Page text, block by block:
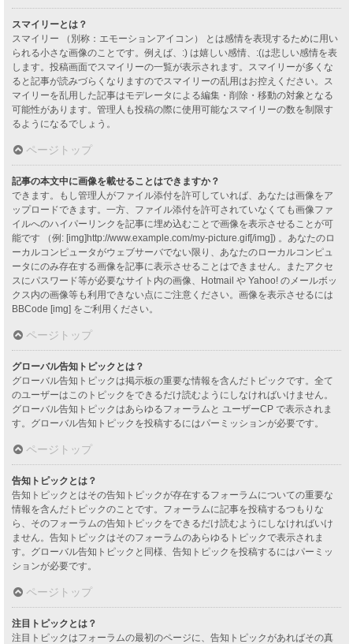
スマイリーとは？
スマイリー （別称：エモーションアイコン） とは感情を表現するために用い
られる小さな画像のことです。例えば、:) は嬉しい感情、:(は悲しい感情を表
します。投稿画面でスマイリーの一覧が表示されます。スマイリーが多くな
ると記事が読みづらくなりますのでスマイリーの乱用はお控えください。ス
マイリーを乱用した記事はモデレータによる編集・削除・移動の対象となる
可能性があります。管理人も投稿の際に使用可能なスマイリーの数を制限す
るようになるでしょう。
ページトップ
記事の本文中に画像を載せることはできますか？
できます。もし管理人がファイル添付を許可していれば、あなたは画像をア
ップロードできます。一方、ファイル添付を許可されていなくても画像ファ
イルへのハイパーリンクを記事に埋め込むことで画像を表示させることが可
能です （例: [img]http://www.example.com/my-picture.gif[/img]) 。あなたのロ
ーカルコンピュータがウェブサーバでない限り、あなたのローカルコンピュ
ータにのみ存在する画像を記事に表示させることはできません。またアクセ
スにパスワード等が必要なサイト内の画像、Hotmail や Yahoo! のメールボッ
クス内の画像等も利用できない点にご注意ください。画像を表示させるには
BBCode [img] をご利用ください。
ページトップ
グローバル告知トピックとは？
グローバル告知トピックは掲示板の重要な情報を含んだトピックです。全て
のユーザーはこのトピックをできるだけ読むようにしなければいけません。
グローバル告知トピックはあらゆるフォーラムと ユーザーCP で表示されま
す。グローバル告知トピックを投稿するにはパーミッションが必要です。
ページトップ
告知トピックとは？
告知トピックとはその告知トピックが存在するフォーラムについての重要な
情報を含んだトピックのことです。フォーラムに記事を投稿するつもりな
ら、そのフォーラムの告知トピックをできるだけ読むようにしなければいけ
ません。告知トピックはそのフォーラムのあらゆるトピックで表示されま
す。グローバル告知トピックと同様、告知トピックを投稿するにはパーミッ
ションが必要です。
ページトップ
注目トピックとは？
注目トピックはフォーラムの最初のページに、告知トピックがあればその真